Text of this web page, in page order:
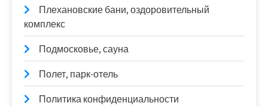
Плехановские бани, оздоровительный
комплекс
Подмосковье, сауна
Полет, парк-отель
Политика конфиденциальности